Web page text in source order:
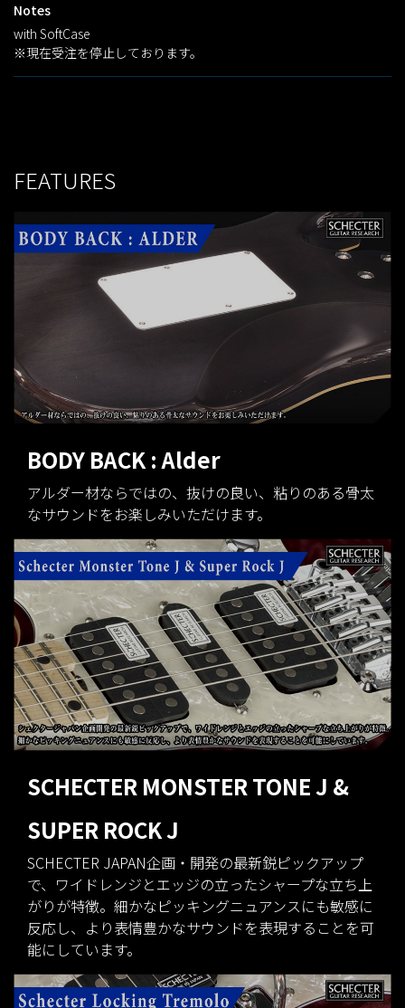
Notes
with SoftCase
※現在受注を停止しております。
FEATURES
BODY BACK : Alder
アルダー材ならではの、抜けの良い、粘りのある骨太
なサウンドをお楽しみいただけます。
SCHECTER MONSTER TONE J &
SUPER ROCK J
SCHECTER JAPAN企画・開発の最新鋭ピックアップ
で、ワイドレンジとエッジの立ったシャープな立ち上
がりが特徴。細かなピッキングニュアンスにも敏感に
反応し、より表情豊かなサウンドを表現することを可
能にしています。